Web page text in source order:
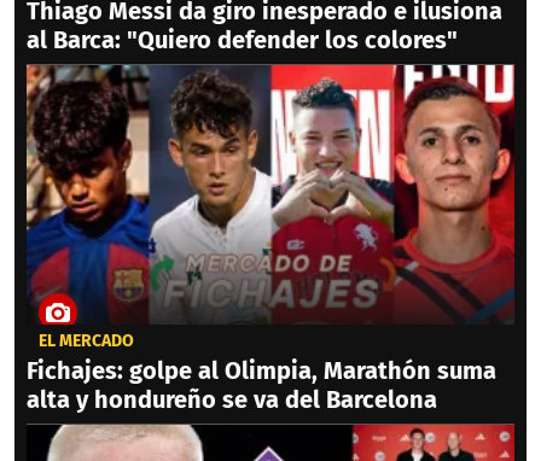
Thiago Messi da giro inesperado e ilusiona
al Barca: "Quiero defender los colores"
EL MERCADO
Fichajes: golpe al Olimpia, Marathón suma
alta y hondureño se va del Barcelona